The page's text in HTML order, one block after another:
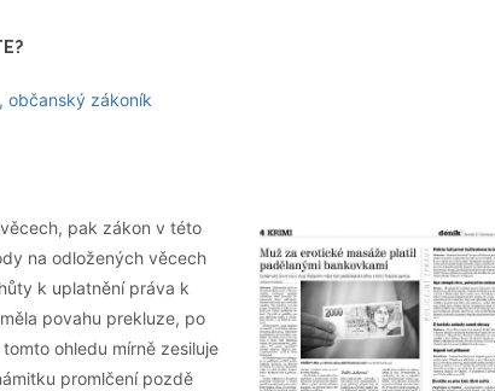
občanský zákoník
pak zákon v této
na odložených věcech
k uplatnění práva k
povahu prekluze, po
ohledu mírně zesiluje
promlčení pozdě